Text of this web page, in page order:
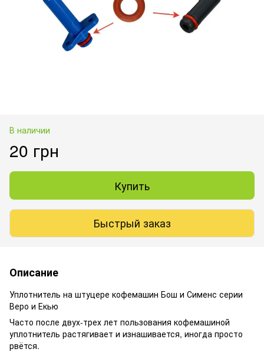
В наличии
20 грн
Купить
Быстрый заказ
Описание
Уплотнитель на штуцере кофемашин Бош и Сименс серии
Веро и Екью
Часто после двух-трех лет пользования кофемашиной
уплотнитель растягивает и изнашивается, иногда просто
рвётся.